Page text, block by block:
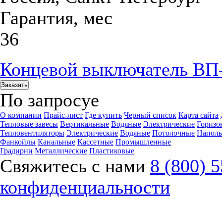
Гарантия, мес
36
Концевой выключатель
Заказать
По запросуе
О компании Прайс-лист Где купить Черный список Карта сайта
Тепловые завесы Вертикальные Водяные Электрические
Тепловентиляторы Электрические Водяные Потолочные
Фанкойлы Канальные Кассетные Промышленные
Градирни Металлические Пластиковые
Свяжитесь с нами 8 (800)
конфиденциальности